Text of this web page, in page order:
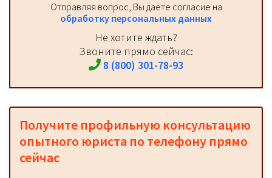
Отправляя вопрос, Вы даёте согласие на
обработку персональных данных
Не хотите ждать?
Звоните прямо сейчас:
8 (800) 301-78-93
Получите профильную консультацию
опытного юриста по телефону прямо
сейчас